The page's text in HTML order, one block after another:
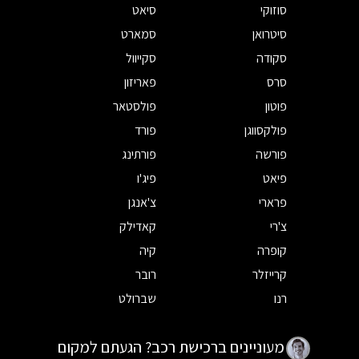
סוזוקי
סיאט
סיטרואן
סמארט
סקודה
סקייוול
סרס
פאריזון
פוטון
פולסטאר
פולקסווגן
פורד
פורשה
פורתינג
פיאט
פיג'ו
פרארי
צ'אנגן
צ'רי
קאדילק
קופרה
קיה
קרייזלר
רובר
רנו
שברולט
מעוניינים ברכישת רכב? הגעתם למקום